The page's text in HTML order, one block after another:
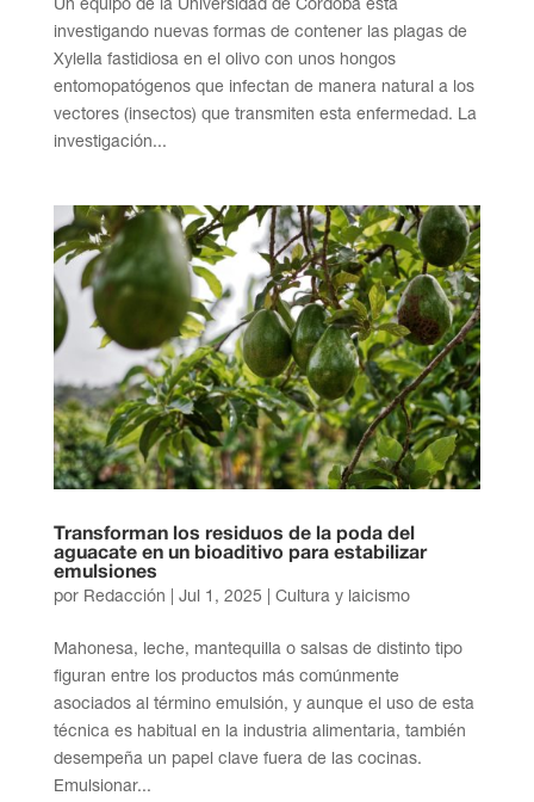
investigando nuevas formas de contener las plagas de
Xylella fastidiosa en el olivo con unos hongos
entomopatógenos que infectan de manera natural a los
vectores (insectos) que transmiten esta enfermedad. La
investigación...
Transforman los residuos de la poda del
aguacate en un bioaditivo para estabilizar
emulsiones
por Redacción Jul 1, 2025 Cultura y laicismo
Mahonesa, leche, mantequilla o salsas de distinto tipo
figuran entre los productos más comúnmente
asociados al término emulsión, y aunque el uso de esta
técnica es habitual en la industria alimentaria, también
desempeña un papel clave fuera de las cocinas.
Emulsionar...